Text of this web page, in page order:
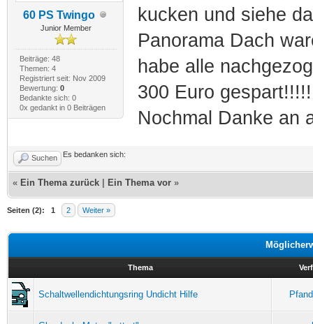
60 PS Twingo
Junior Member
Beiträge: 48
Themen: 4
Registriert seit: Nov 2009
Bewertung: 0
Bedankte sich: 0
0x gedankt in 0 Beiträgen
kucken und siehe
Panorama Dach
habe alle
300 Euro
Nochmal Danke an
Suchen Es bedanken sich:
« Ein Thema zurück Ein Thema vor »
Seiten (2): 1 2 Weiter »
Thema
Schaltwellendichtungsring Undicht Hilfe